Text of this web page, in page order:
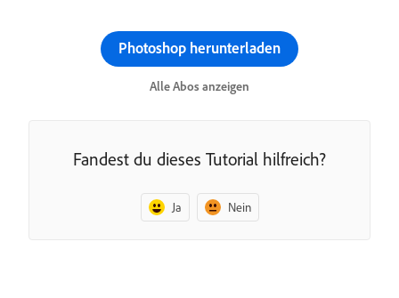
Photoshop herunterladen
Alle Abos anzeigen
Fandest du dieses Tutorial hilfreich?
Ja Nein